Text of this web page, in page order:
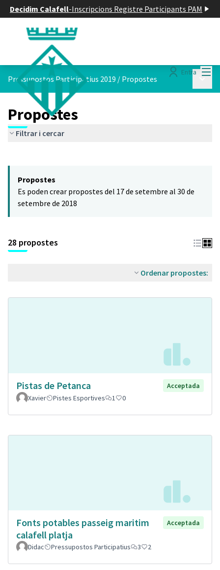
Decidim Calafell-Inscripcions Registre Participants PAM
Entra
Pressupostos Participatius 2019 / Propostes
Propostes
Filtrar i cercar
−
Propostes
Es poden crear propostes del 17 de setembre al 30 de
setembre de 2018
28 propostes
Ordenar propostes:
Pistas de Petanca
Acceptada
Xavier
Pistes Esportives 1 0
Fonts potables passeig maritim
calafell platja
Acceptada
Didac Pressupostos Participatius 3 2